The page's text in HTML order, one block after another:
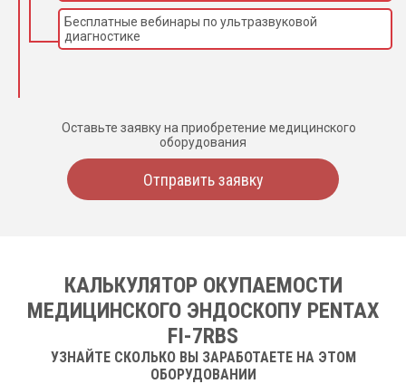
Бесплатные вебинары по ультразвуковой
диагностике
Оставьте заявку на приобретение медицинского
оборудования
Отправить заявку
КАЛЬКУЛЯТОР ОКУПАЕМОСТИ
МЕДИЦИНСКОГО ЭНДОСКОПУ PENTAX
FI-7RBS
УЗНАЙТЕ СКОЛЬКО ВЫ ЗАРАБОТАЕТЕ НА ЭТОМ
ОБОРУДОВАНИИ